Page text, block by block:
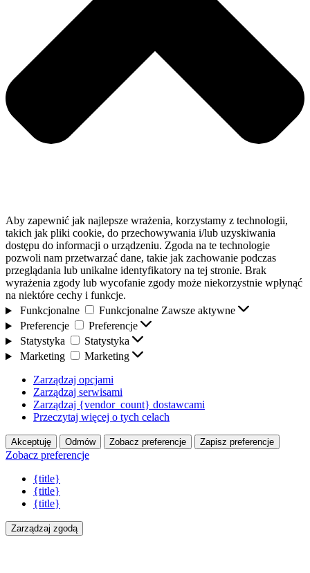
Aby zapewnić jak najlepsze wrażenia, korzystamy z technologii,
takich jak pliki cookie, do przechowywania i/lub uzyskiwania
dostępu do informacji o urządzeniu. Zgoda na te technologie
pozwoli nam przetwarzać dane, takie jak zachowanie podczas
przeglądania lub unikalne identyfikatory na tej stronie. Brak
wyrażenia zgody lub wycofanie zgody może niekorzystnie wpłynąć
na niektóre cechy i funkcje.
Funkcjonalne
Funkcjonalne Zawsze aktywne
Preferencje
Preferencje
Statystyka
Statystyka
Marketing
Marketing
Zarządzaj opcjami
Zarządzaj serwisami
Zarządzaj {vendor_count} dostawcami
Przeczytaj więcej o tych celach
Akceptuję Odmów Zobacz preferencje Zapisz preferencje
Zobacz preferencje
{title}
{title}
{title}
Zarządzaj zgodą